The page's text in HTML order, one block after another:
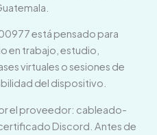
está pensado para
en trabajo, estudio,
virtuales o sesiones de
del dispositivo.
el proveedor: cableado-
Discord. Antes de